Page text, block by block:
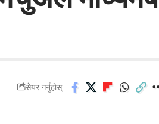
सेयर गर्नुहोस्